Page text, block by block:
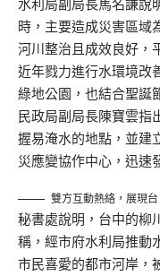
水利局副局長馬名謙說
時，主要造成災害區域
河川整治且成效良好，
近年戮力進行水環境改
綠地公園，也結合聖誕
民政局副局長陳寶雲指
握易淹水的地點，並建
災應變協作中心，迅速
雙方互動熱絡，展現
秘書處說明，台中的柳
稱，經市府水利局推動
市民喜愛的都市河岸，